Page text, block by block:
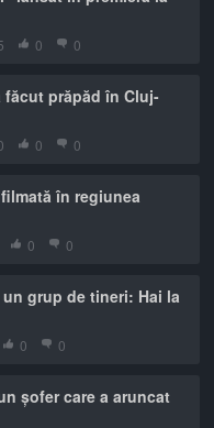
0 0
prăpăd în Cluj-
0 0
în regiunea
0 0
grup de tineri: Hai la
0 0
șofer care a aruncat